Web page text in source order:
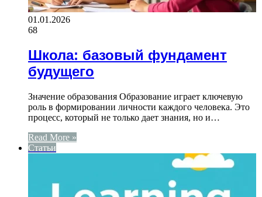
01.01.2026
68
Школа: базовый фундамент
будущего
Значение образования Образование играет ключевую
роль в формировании личности каждого человека. Это
процесс, который не только дает знания, но и…
Read More »
Статьи